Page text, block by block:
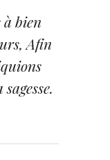
à bien
Afin